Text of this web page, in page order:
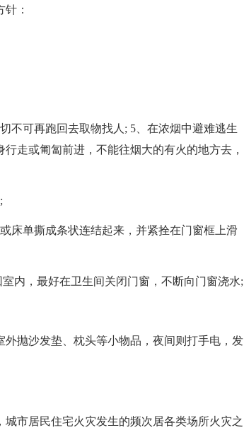
：
不可再跑回去取物找人; 5、在浓烟中避难逃生
走或匍匐前进，不能往烟大的有火的地方去，
床单撕成条状连结起来，并紧拴在门窗框上滑
内，最好在卫生间关闭门窗，不断向门窗浇水;
抛沙发垫、枕头等小物品，夜间则打手电，发
市居民住宅火灾发生的频次居各类场所火灾之